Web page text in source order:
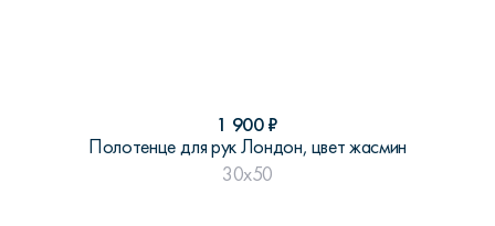
1 900₽
Полотенце для рук Лондон, цвет жасмин
30x50